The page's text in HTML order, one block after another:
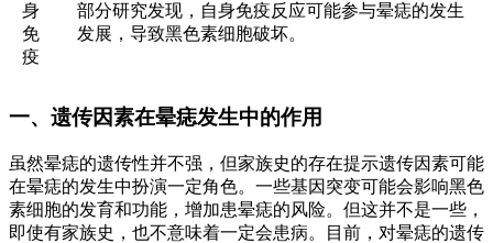
身
免
疫
部分研究发现，自身免疫反应可能参与晕痣的发生
发展，导致黑色素细胞破坏。
一、遗传因素在晕痣发生中的作用
虽然晕痣的遗传性并不强，但家族史的存在提示遗传因素可能
在晕痣的发生中扮演一定角色。一些基因突变可能会影响黑色
素细胞的发育和功能，增加患晕痣的风险。但这并不是一些，
即使有家族史，也不意味着一定会患病。目前，对晕痣的遗传